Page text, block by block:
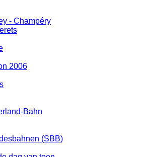
- Champéry
2006
Bahn
(SBB)